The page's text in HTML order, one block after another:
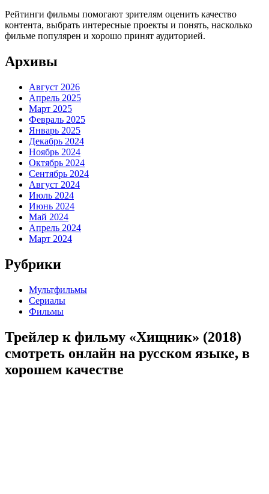
Рейтинги фильмы помогают зрителям оценить качество
контента, выбрать интересные проекты и понять, насколько
фильме популярен и хорошо принят аудиторией.
Архивы
Август 2026
Апрель 2025
Март 2025
Февраль 2025
Январь 2025
Декабрь 2024
Ноябрь 2024
Октябрь 2024
Сентябрь 2024
Август 2024
Июль 2024
Июнь 2024
Май 2024
Апрель 2024
Март 2024
Рубрики
Мультфильмы
Сериалы
Фильмы
Трейлер к фильму «Хищник» (2018)
cмотреть онлайн на русском языке, в
хорошем качестве